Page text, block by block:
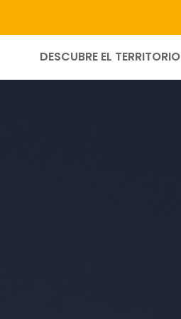
DESCUBRE EL TERRITORIO